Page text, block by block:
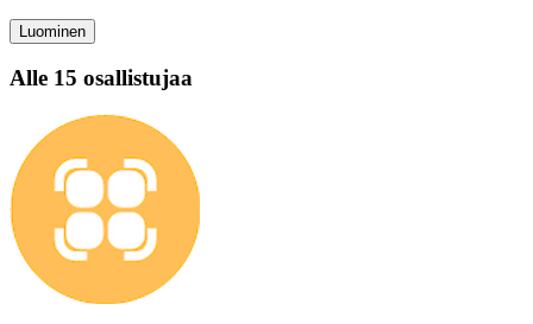
Luominen
Alle 15 osallistujaa